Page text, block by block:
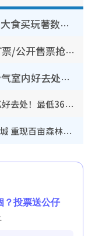
【8月生日优惠2026】全港85大食买玩著数攻略 自助餐/火锅放题同行免费＋诚品/DONKI送现金券
人夫集团｜Klook套票/优先订票/公开售票抢票攻略！附票价.购票连结.场地座位表
香港室内好去处︱逾35大够冷气室内好去处推荐 室内活动免费避雨无惧下雨
KTV推荐2026︱全港13大卡拉OK好去处！最低36元起 日语歌都有！(附地址+收费详情)
小熊维尼100周年快闪店登陆又一城 重现百亩森林经典场景／独家限定盲盒登场／专属DIY香水